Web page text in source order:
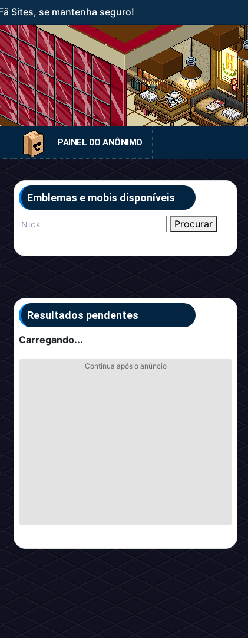
Sites, se mantenha seguro!
PAINEL DO ANÔNIMO
Emblemas e mobis disponíveis
Procurar
Resultados pendentes
Carregando...